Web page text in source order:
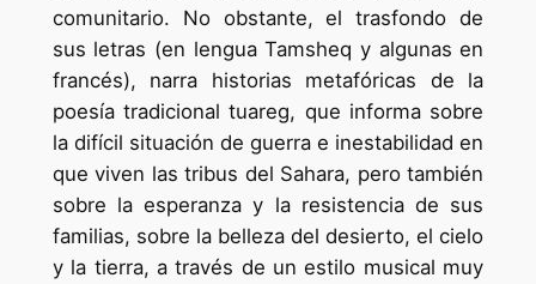
comunitario. No obstante, el trasfondo de
sus letras (en lengua Tamsheq y algunas en
francés), narra historias metafóricas de la
poesía tradicional tuareg, que informa sobre
la difícil situación de guerra e inestabilidad en
que viven las tribus del Sahara, pero también
sobre la esperanza y la resistencia de sus
familias, sobre la belleza del desierto, el cielo
y la tierra, a través de un estilo musical muy